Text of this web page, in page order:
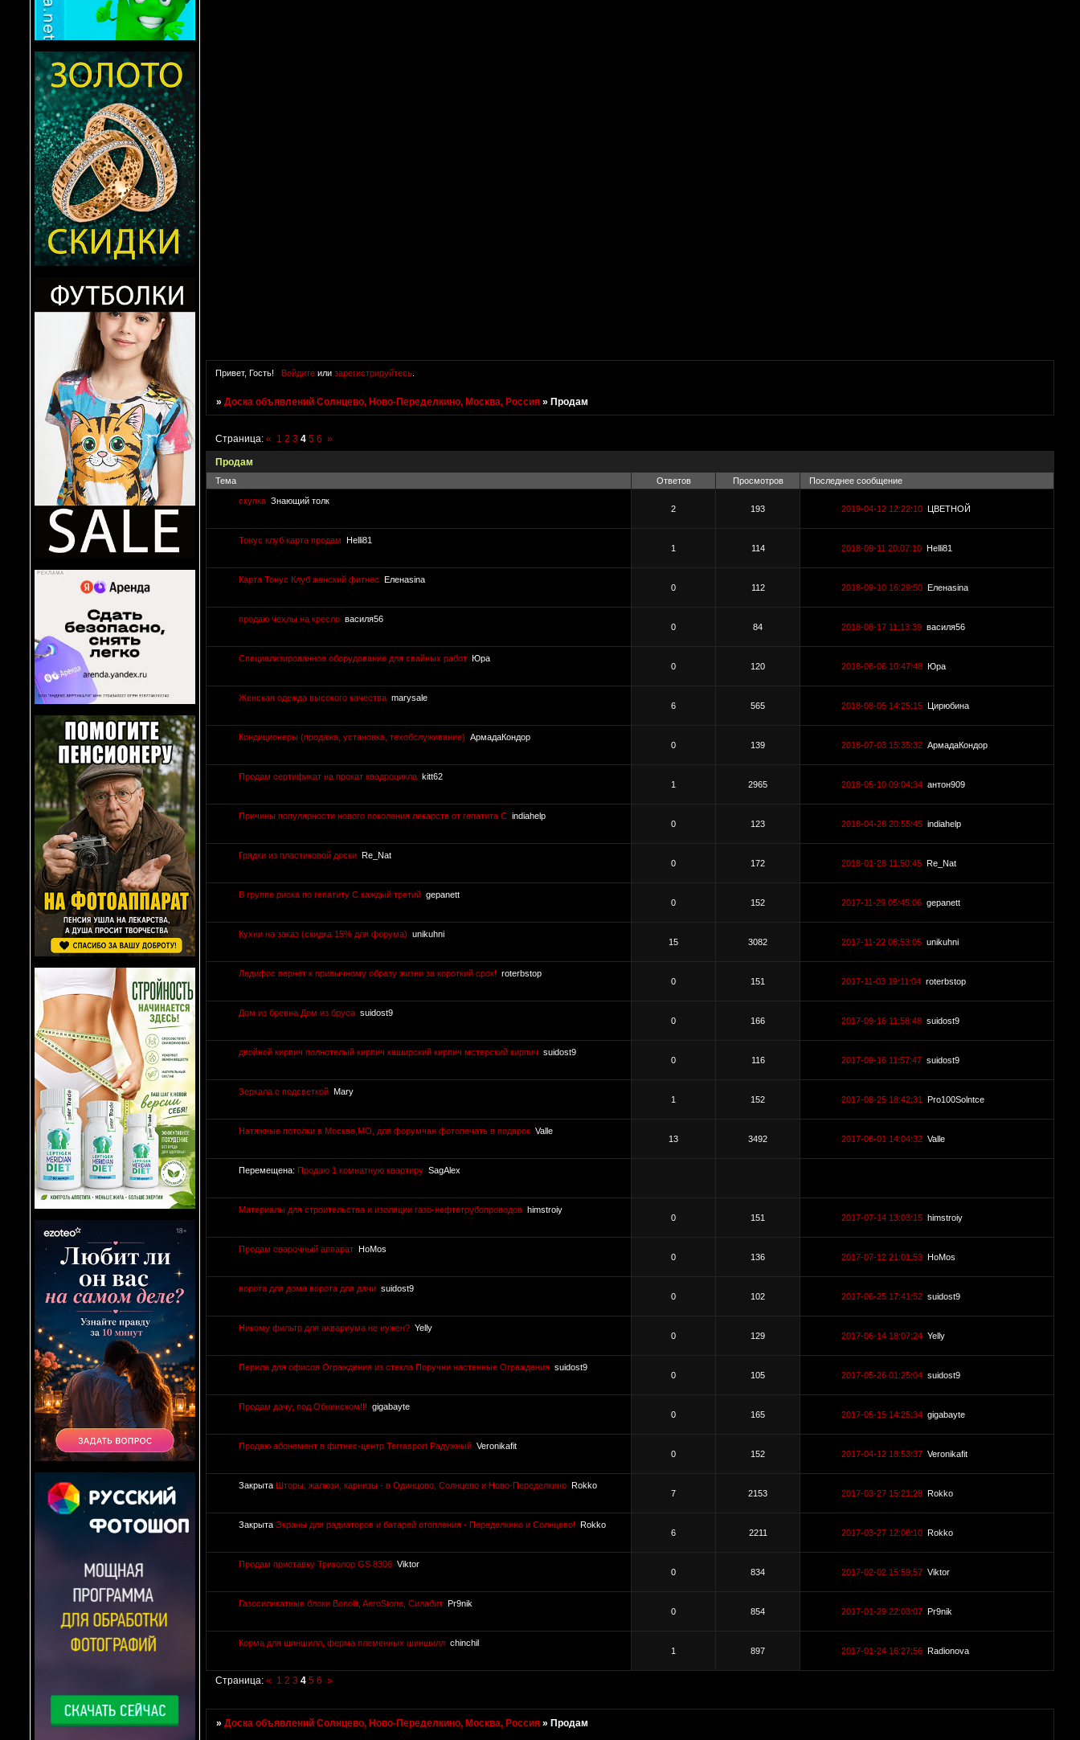
Привет, Гость! Войдитеили зарегистрируйтесь.
»Доска объявлений Солнцево, Ново-Переделкино, Москва, Россия »Продам
Продам
Страница:« 1 2 3 4 5 6 »
Тема Ответов Просмотров Последнее сообщение
скупка Знающий толк
2
193 2019-04-12 12:22:10 ЦВЕТНОЙ
Тонус клуб карта продам
Helli81
1
114 2018-09-11 20:07:10 Helli81
Карта Тонус Клуб женский фитнес
Еленаsina
0
112 2018-09-10 16:29:50 Еленаsina
продаю чехлы на кресло василя56
0
84 2018-08-17 11:13:39 василя56
Специализированное оборудование для свайных работ
Юра
0
120 2018-08-06 10:47:48 Юра
Женская одежда высокого качества marysale
6
565 2018-08-05 14:25:15 Цирюбина
Кондиционеры (продажа, установка, техобслуживание) АрмадаКондор
0
139 2018-07-03 15:35:32 АрмадаКондор
Продам сертификат на прокат квадроцикла kitt62
1
2965 2018-05-10 09:04:34 антон909
Причины популярности нового поколения лекарств от гепатита С indiahelp
0
123 2018-04-28 20:55:45 indiahelp
Грядки из пластиковой доски
Re_Nat
0
172 2018-01-28 11:50:45 Re_Nat
В группе риска по гепатиту С каждый третий gepanett
0
152 2017-11-29 05:45:06 gepanett
Кухни на заказ (скидка 15% для форума) unikuhni
15
3082 2017-11-22 08:53:05 unikuhni
Ледифос вернет к привычному образу жизни за короткий срок! roterbstop
0
151 2017-11-03 19:11:04 roterbstop
Дом из бревна Дом из бруса suidost9
0
166 2017-09-16 11:58:48 suidost9
двойной кирпич полнотелый кирпич каширский кирпич мстерский кирпич suidost9
0
116 2017-09-16 11:57:47 suidost9
Зеркала с подсветкой Mary
1
152 2017-08-25 18:42:31 Pro100Solntce
Натяжные потолки в Москве,МО, для форумчан фотопечать в подарок Valle
13
3492 2017-08-01 14:04:32 Valle
Перемещена: Продаю 1 комнатную квартиру SagAlex
Материалы для строительства и изоляции газо-нефтетрубопроводов himstroiy
0
151 2017-07-14 13:03:15 himstroiy
Продам сварочный аппарат
HoMos
0
136 2017-07-12 21:01:53 HoMos
ворота для дома ворота для дачи suidost9
0
102 2017-06-25 17:41:52 suidost9
Никому фильтр для аквариума не нужен? Yelly
0
129 2017-06-14 18:07:24 Yelly
Перила для офисов Ограждения из стекла Поручни настенные Ограждения suidost9
0
105 2017-05-26 01:25:04 suidost9
Продам дачу, под Обнинском!!! gigabayte
0
165 2017-05-15 14:25:34 gigabayte
Продаю абонемент в фитнес-центр Terrasport Радужный Veronikafit
0
152 2017-04-12 18:53:37 Veronikafit
Закрыта Шторы, жалюзи, карнизы - в Одинцово, Солнцево и Ново-Переделкино
Rokko
7
2153 2017-03-27 15:21:28 Rokko
Закрыта Экраны для радиаторов и батарей отопления - Переделкино и Солнцево!
Rokko
6
2211 2017-03-27 12:08:10 Rokko
Продам приставку Триколор GS 8306 Viktor
0
834 2017-02-02 15:59:57 Viktor
Газосиликатные блоки Bonolit, AeroStone, Силабит
Pr9nik
0
854 2017-01-29 22:03:07 Pr9nik
Корма для шиншилл, ферма племенных шиншилл chinchil
1
897 2017-01-24 16:27:56 Radionova
Страница:« 1 2 3 4 5 6 »
»Доска объявлений Солнцево, Ново-Переделкино, Москва, Россия »Продам